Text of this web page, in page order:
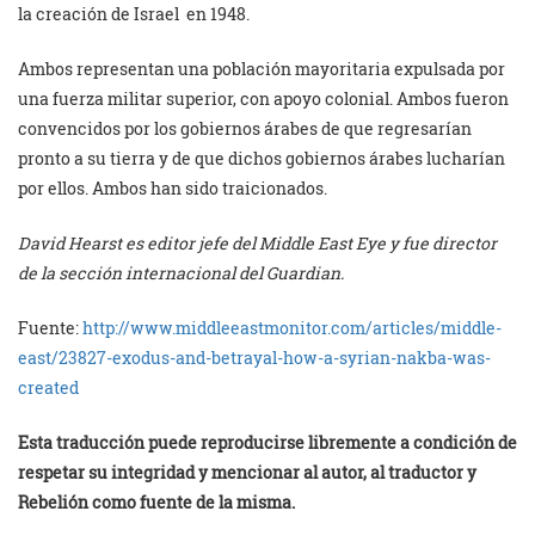
la creación de Israel en 1948.
Ambos representan una población mayoritaria expulsada por
una fuerza militar superior, con apoyo colonial. Ambos fueron
convencidos por los gobiernos árabes de que regresarían
pronto a su tierra y de que dichos gobiernos árabes lucharían
por ellos. Ambos han sido traicionados.
David Hearst es editor jefe del Middle East Eye y fue director
de la sección internacional del Guardian.
Fuente:http://www.middleeastmonitor.com/articles/middle-
east/23827-exodus-and-betrayal-how-a-syrian-nakba-was-
created
Esta traducción puede reproducirse libremente a condición de
respetar su integridad y mencionar al autor, al traductor y
Rebelión como fuente de la misma.